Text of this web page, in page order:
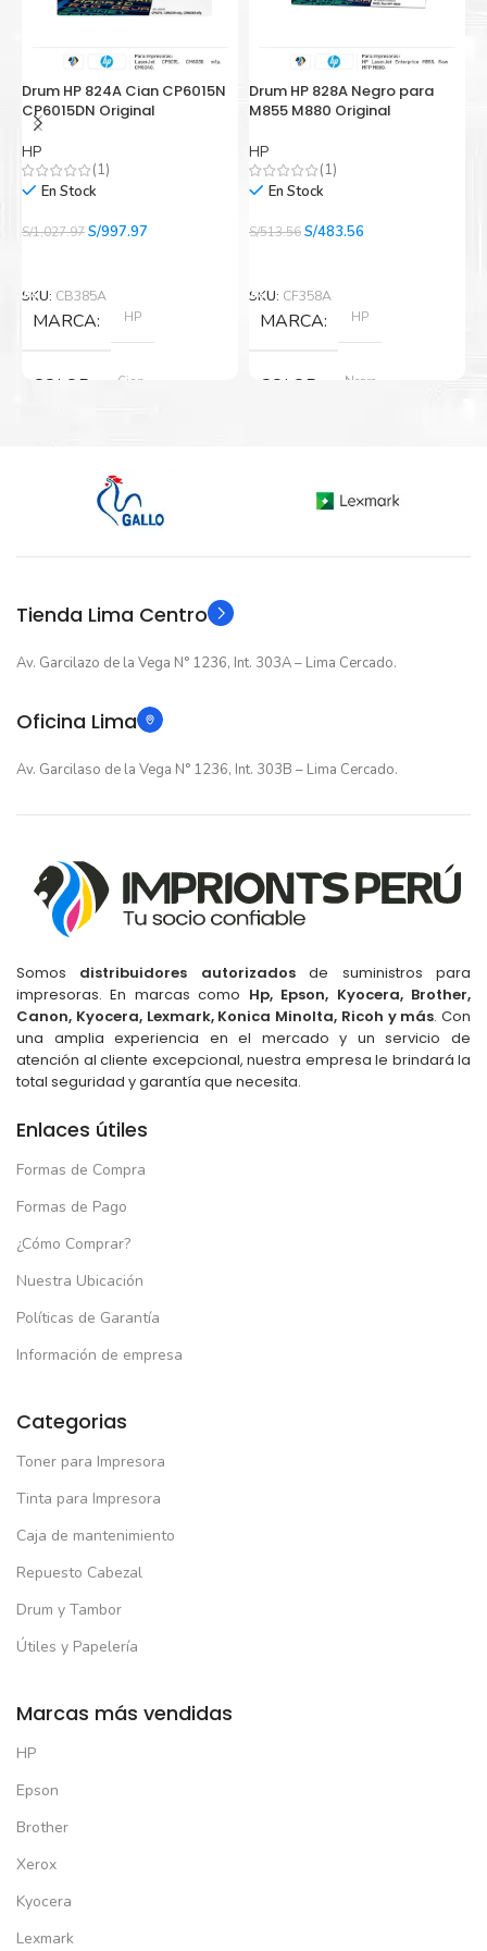
Drum HP 824A Cian CP6015N
CP6015DN Original
HP
(1)
En Stock
S/1,027.97El
era:
S/1,027.97.
S/997.97
SKU: CB385A
MARCA HP
COLOR Cian
GARANTIA 12 meses
Drum HP 828A Negro para
M855 M880 Original
HP
(1)
En Stock
S/513.56El
era:
S/513.56.
S/483.56
S/483.56.
SKU: CF358A
MARCA HP
COLOR Negro
GARANTIA 12 meses
Tienda Lima Centro
Av. Garcilazo de la Vega N° 1236, Int. 303A – Lima Cercado.
Oficina Lima
Av. Garcilaso de la Vega N° 1236, Int. 303B – Lima Cercado.
Somos distribuidores autorizadosde suministros para
impresoras. En marcas como Hp, Epson, Kyocera, Brother,
Canon, Kyocera, Lexmark, Konica Minolta, Ricoh y más. Con
una amplia experiencia en el mercado y un servicio de
atención al cliente excepcional, nuestra empresa le brindará la
total seguridad y garantía que necesita.
Enlaces útiles
Formas de Compra
Formas de Pago
¿Cómo Comprar?
Nuestra Ubicación
Políticas de Garantía
Información de empresa
Categorias
Toner para Impresora
Tinta para Impresora
Caja de mantenimiento
Repuesto Cabezal
Drum y Tambor
Útiles y Papelería
Marcas más vendidas
HP
Epson
Brother
Xerox
Kyocera
Lexmark